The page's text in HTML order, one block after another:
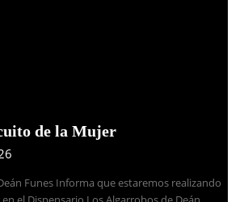
de la Mujer
Funes Informa que estaremos realizando